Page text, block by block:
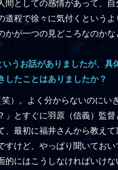
としての感情があって、
程で徐々に気付くという
が一つの見どころなのかな
うお話がありましたが、具
たことはありましたか？
）。よく分からないのにい
とすぐに羽原（信義）監
最初に福井さんから教え
けど、やっぱり聞いてお
にはこうしなければいけ